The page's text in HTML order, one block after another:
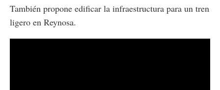
También propone edificar la infraestructura para un tren
ligero en Reynosa.